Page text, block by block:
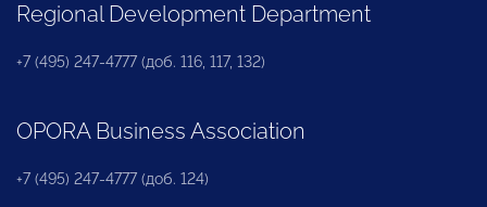
Regional Development Department
+7 (495) 247-4777 (доб. 116, 117, 132)
OPORA Business Association
+7 (495) 247-4777 (доб. 124)